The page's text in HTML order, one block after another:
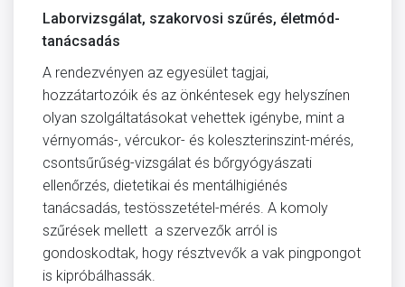
Laborvizsgálat, szakorvosi szűrés, életmód-
tanácsadás
A rendezvényen az egyesület tagjai,
hozzátartozóik és az önkéntesek egy helyszínen
olyan szolgáltatásokat vehettek igénybe, mint a
vérnyomás-, vércukor- és koleszterinszint-mérés,
csontsűrűség-vizsgálat és bőrgyógyászati
ellenőrzés, dietetikai és mentálhigiénés
tanácsadás, testösszetétel-mérés. A komoly
szűrések mellett a szervezők arról is
gondoskodtak, hogy résztvevők a vak pingpongot
is kipróbálhassák.